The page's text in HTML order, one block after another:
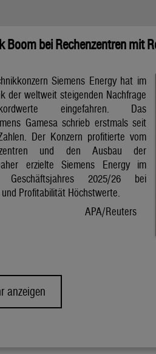
Boom bei Rechenzentren mit
Siemens Energy hat im
der weltweit steigenden Nachfrage
eingefahren. Das
Gamesa schrieb erstmals seit
Der Konzern profitierte vom
und den Ausbau der
erzielte Siemens Energy im
2025/26 bei
Profitabilität Höchstwerte.
APA/Reuters
anzeigen